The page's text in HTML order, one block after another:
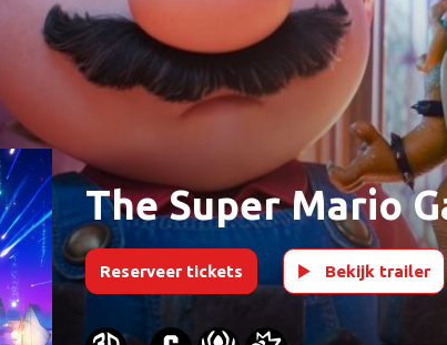
The Super Mario
Reserveer tickets Bekijk trailer